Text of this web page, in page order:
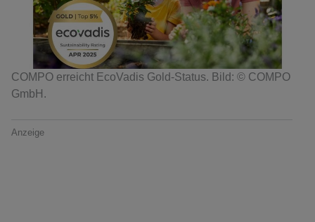
COMPO erreicht EcoVadis Gold-Status. Bild: © COMPO
GmbH.
Anzeige